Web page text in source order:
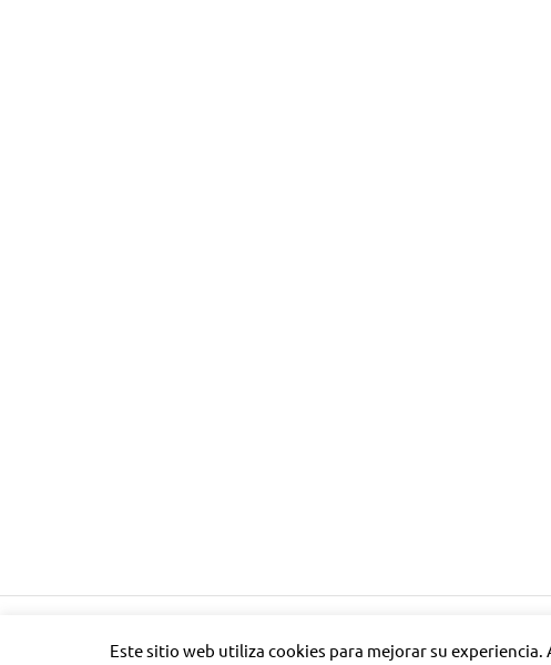
Este sitio web utiliza cookies para mejorar su